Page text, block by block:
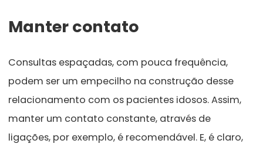
Manter contato
Consultas espaçadas, com pouca frequência,
podem ser um empecilho na construção desse
relacionamento com os pacientes idosos. Assim,
manter um contato constante, através de
ligações, por exemplo, é recomendável. E, é claro,